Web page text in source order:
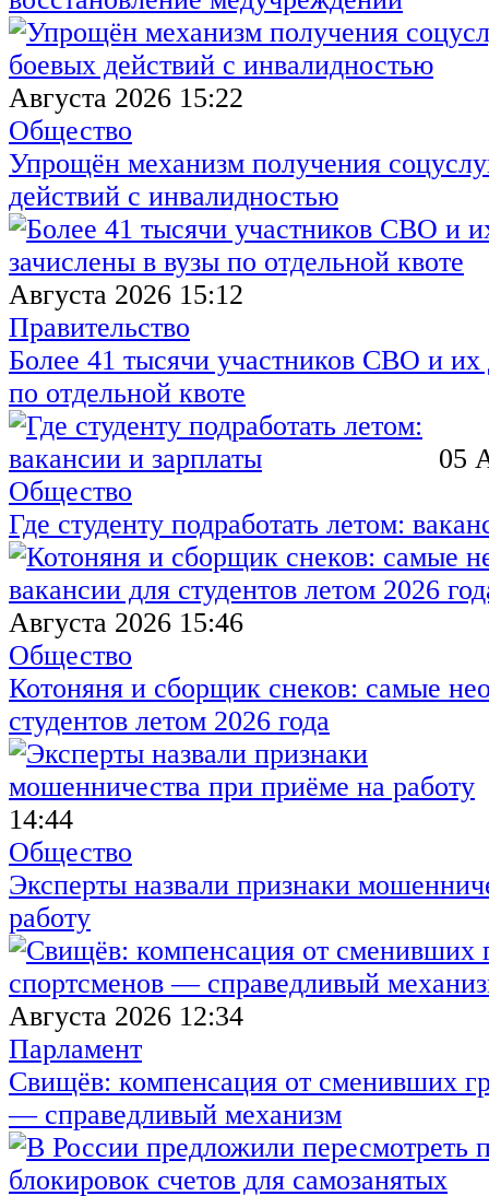
Августа 2026 15:22
Общество
Упрощён механизм получения
действий с инвалидностью
Августа 2026 15:12
Правительство
Более 41 тысячи участников СВО и их
по отдельной квоте
05
Общество
Где студенту подработать летом:
Августа 2026 15:46
Общество
Котоняня и сборщик снеков: самые
студентов летом 2026 года
14:44
Общество
Эксперты назвали признаки
работу
Августа 2026 12:34
Парламент
Свищёв: компенсация от сменивших
— справедливый механизм